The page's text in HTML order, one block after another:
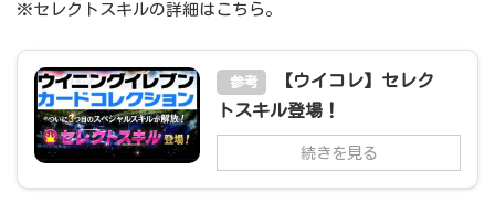
※セレクトスキルの詳細はこちら。
参考
【ウイコレ】セレク
トスキル登場！
続きを見る